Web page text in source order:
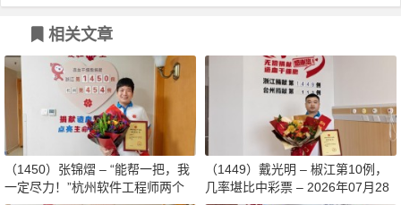
相关文章
（1450）张锦熠 – “能帮一把，我
一定尽力！”杭州软件工程师两个
（1449）戴光明 – 椒江第10例，
几率堪比中彩票 – 2026年07月28